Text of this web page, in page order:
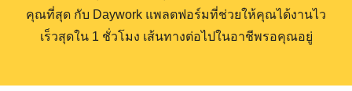
คุณที่สุด กับ Daywork แพลตฟอร์มที่ช่วยให้คุณได้งานไว
เร็วสุดใน 1 ชั่วโมง เส้นทางต่อไปในอาชีพรอคุณอยู่